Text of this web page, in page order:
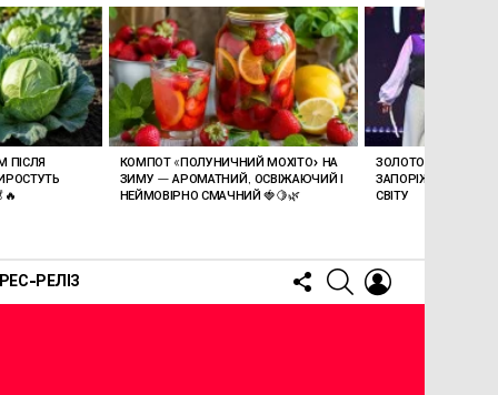
РЕЛІЗ
FOLLOW
US
SEARCH
ПІСЛЯ
КОМПОТ «ПОЛУНИЧНИЙ МОХІТО» НА
ЗИМУ — АРОМАТНИЙ, ОСВІЖАЮЧИЙ І
НЕЙМОВІРНО СМАЧНИЙ 🍓🍋🌿
ЗОЛОТО ДЛЯ
ЗАПОРІЖЖЯ СТАЛА
СВІТУ